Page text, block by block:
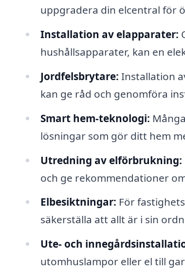
uppgradera din elcentral för
Installation av elapparater:
hushållsapparater, kan en
Jordfelsbrytare: Installation
kan ge råd och genomföra
Smart hem-teknologi:
lösningar som gör ditt hem
Utredning av elförbrukning:
och ge rekommendationer
Elbesiktningar: För
säkerställa att allt är i sin
Ute- och
utomhuslampor eller el till